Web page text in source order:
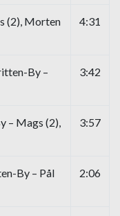
(2), Morten
4:31
By –
3:42
– Mags (2),
3:57
By – Pål
2:06